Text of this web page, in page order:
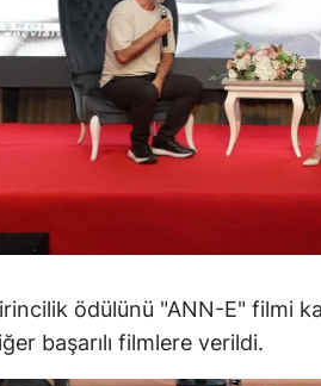
Nevşehir
Niğde
Ordu
Rize
Sakarya
Samsun
Siirt
Sinop
ödülünü "ANN-E" filmi
başarılı filmlere verildi.